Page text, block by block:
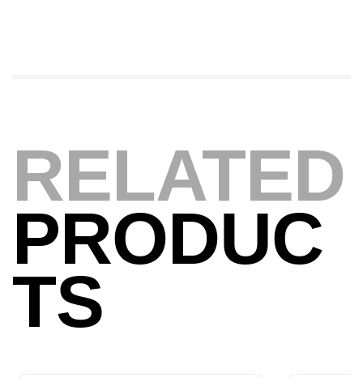
Accastillage bateau,Accessoires bateaux
د.ت
Canne Sunset Beachstriker Surf Hybrid
420 Cm 100-250 G
Cannes
RELATED
PRODUC
TS